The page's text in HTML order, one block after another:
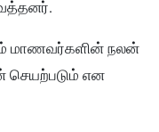
மாணவர்களின் நலன்
செயற்படும் என